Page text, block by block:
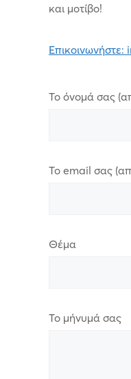
και μοτίβο!
Το όνομά σας
Το email σας
Θέμα
Το μήνυμά σας